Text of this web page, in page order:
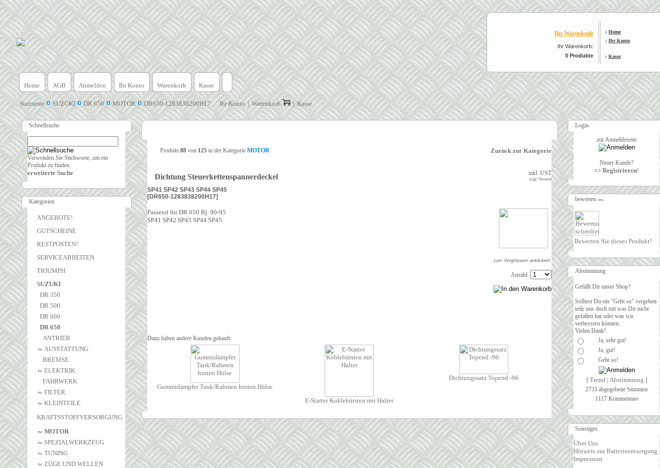
Ihr Warenkorb
Ihr Warenkorb:
0 Produkte
Home
Ihr Konto
Kasse
Home AGB Anmelden Ihr Konto Warenkorb Kasse
Startseite SUZUKI DR 650 MOTOR DR650-1283838200H17 Ihr Konto|Warenkorb | Kasse
Schnellsuche
Verwenden Sie Stichworte, um ein
Produkt zu finden.
erweiterte Suche
Kategorien
ANGEBOTE!
GUTSCHEINE
RESTPOSTEN!
SERVICEARBEITEN
TRIUMPH
SUZUKI
DR 350
DR 500
DR 600
DR 650
ANTRIEB
AUSSTATTUNG
BREMSE
ELEKTRIK
FAHRWERK
FILTER
KLEINTEILE
KRAFTSSTOFFVERSORGUNG
MOTOR
SPEZIALWERKZEUG
TUNING
ZÜGE UND WELLEN
Produkt 88 von 125 in der Kategorie MOTOR Zurück zur Kategorie
Dichtung Steuerkettenspannerdeckel
SP41 SP42 SP43 SP44 SP45
[DR650-1283838200H17]
inkl. UST
zzgl. Versand
Passend für DR 650 Bj. 90-95
SP41 SP42 SP43 SP44 SP45
zum Vergrössern anklicken!
Anzahl:
Dazu haben andere Kunden gekauft:
Gummidämpfer Tank/Rahmen hinten Hülse
E-Starter Kohlebürsten mit Halter
Dichtungssatz Topend -96
Login
zur Anmeldeseite
Neuer Kunde?
=> Registrieren!
bewerten
Bewerten Sie dieses Produkt!
Abstimmung
Gefällt Dir unser Shop?
Solltest Du ein "Geht so" vergeben
teile uns doch mit was Dir nicht
gefallen hat oder was wir
verbessern können.
Vielen Dank!
Ja, sehr gut!
Ja, gut!
Geht so!
[ Trend Abstimmung ]
2733 abgegebene Stimmen
1117 Kommentare
Sonstiges
Über Uns
Hinweis zur Batterieentsorgung
Impressum